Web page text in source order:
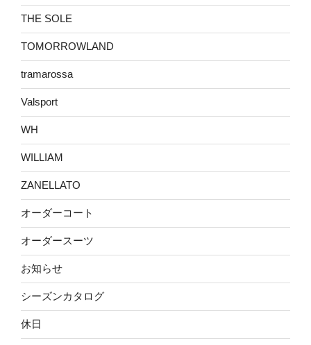
THE SOLE
TOMORROWLAND
tramarossa
Valsport
WH
WILLIAM
ZANELLATO
オーダーコート
オーダースーツ
お知らせ
シーズンカタログ
休日